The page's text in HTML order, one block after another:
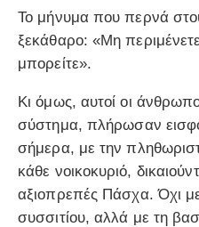
Το μήνυμα που περνά
ξεκάθαρο: «Μη
μπορείτε».
Κι όμως, αυτοί οι
σύστημα, πλήρωσαν
σήμερα, με την
κάθε νοικοκυριό,
αξιοπρεπές Πάσχα. Όχι
συσσιτίου, αλλά με τη